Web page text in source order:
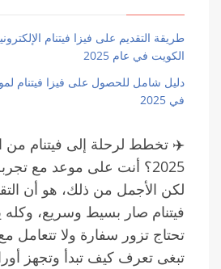
طريقة التقديم على فيزا فيتنام
الكويت في عام 2025
دليل شامل للحصول على فيزا فيتنام
في 2025
✈️ تخطط لرحلة إلى فيتنام من
2025؟ أنت على موعد مع
لكن الأجمل من ذلك، هو أن
فيتنام صار بسيط وسريع، وكله
تحتاج تزور سفارة ولا تتعامل
تبغى تعرف كيف تبدأ وتجهز